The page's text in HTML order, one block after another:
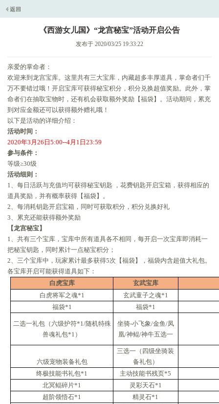
《西游女儿国》“龙宫秘宝”活动开启公告
发布于 2020/03/25 19:33:22
亲爱的掌命者：
欢迎来到龙宫宝库。这里共有三大宝库，内藏超多丰厚道具，掌命者们千
万不要错过哦！开启宝库可获得秘宝积分，积分兑换超值奖励。此外，掌
命者们在抽取宝物时，还有机会获取额外奖励【福袋】。活动期间，累充
到对应金额还可以获得额外赠礼哦！
以下是活动的详细介绍：
活动时间：
2020年3月26日5:00--4月1日23:59
参与条件：
等级≥30级
活动细则：
1、每日活跃与充值均可获得秘宝钥匙 ，花费钥匙开启宝箱，获得相应的
道具奖励，并有概率获得【福袋】。
2、每消耗钥匙开启宝箱，同时可获取积分，积分兑换好礼
3、累充还能获得额外奖励
【龙宫秘宝】
1、共有三个宝库，宝库中所有道具各不相同，每开启一次宝库即消耗一
把秘宝钥匙，同时累计一点秘宝积分；
2、三个宝库中，玩家累计最多获得5次【福袋】，福袋内含超值大礼包。
各宝库开启可能获得道具如下：
白虎宝库
玄武宝库
白虎将军之魂*1
玄武童子之魂*1
福袋*1
福袋*1
二选一礼包（六级护符*1/随机特殊
兽魂礼包*1）
坐骑-小飞象/金鱼/凤
凰/神鲲/神牛五选一
六级宠物装备礼包
三选一（四级坐骑装
备礼包）
终极技能书礼包*1
主动技能书残页*5
北冥鲲碎片*1
灵彩天石*1
超阶领悟石*1
精灵石*1